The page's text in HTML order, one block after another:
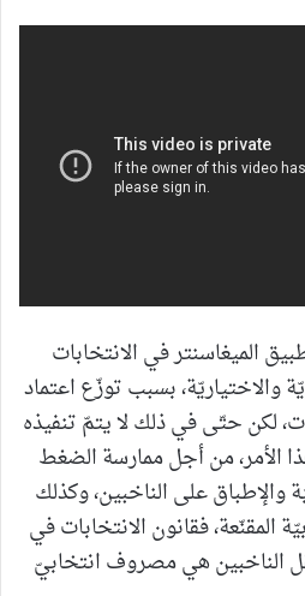
الميغاسنتر في الانتخابات
والاختياريّة، بسبب توزّع اعتماد
لكن حتّى في ذلك لا يتمّ تنفيذه
الأمر، من أجل ممارسة الضغط
والإطباق على الناخبين، وكذلك
المقنّعة، فقانون الانتخابات في
الناخبين هي مصروف انتخابيّ